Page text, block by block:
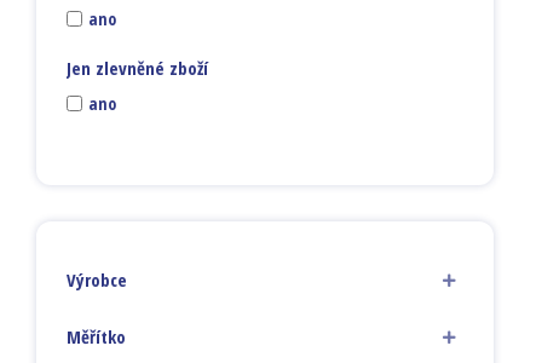
ano
Jen zlevněné zboží
ano
Výrobce
Měřítko